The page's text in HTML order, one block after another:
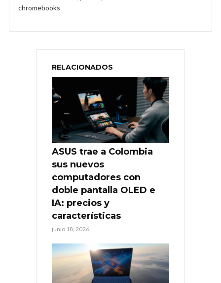
chromebooks
RELACIONADOS
ASUS trae a Colombia
sus nuevos
computadores con
doble pantalla OLED e
IA: precios y
características
junio 18, 2026